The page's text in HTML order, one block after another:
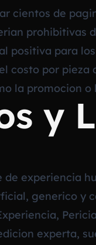
cientos de
prohibitivas
positiva para
costo por
la promocion o
y
experiencia
generico y
experta,